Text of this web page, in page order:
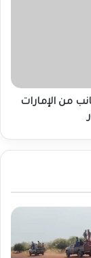
من الإمارات